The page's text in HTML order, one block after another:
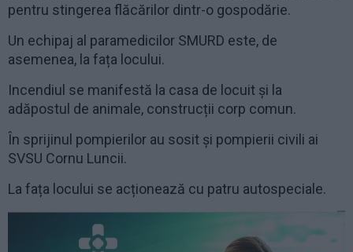
pentru stingerea flăcărilor dintr-o gospodărie.
Un echipaj al paramedicilor SMURD este, de
asemenea, la fața locului.
Incendiul se manifestă la casa de locuit și la
adăpostul de animale, construcții corp comun.
În sprijinul pompierilor au sosit și pompierii civili ai
SVSU Cornu Luncii.
La fața locului se acționează cu patru autospeciale.